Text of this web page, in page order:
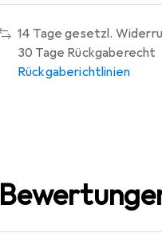
14 Tage gesetzl.
30 Tage Rückgaberecht
Rückgaberichtlinien